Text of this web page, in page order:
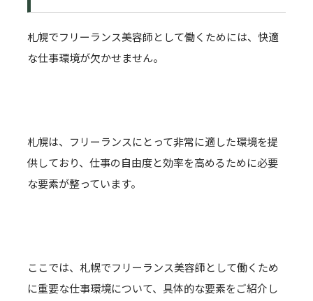
札幌でフリーランス美容師として働くためには、快適
な仕事環境が欠かせません。
札幌は、フリーランスにとって非常に適した環境を提
供しており、仕事の自由度と効率を高めるために必要
な要素が整っています。
ここでは、札幌でフリーランス美容師として働くため
に重要な仕事環境について、具体的な要素をご紹介し